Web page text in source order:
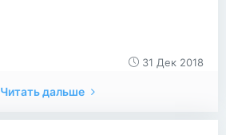
31 Дек 2018
Читать дальше